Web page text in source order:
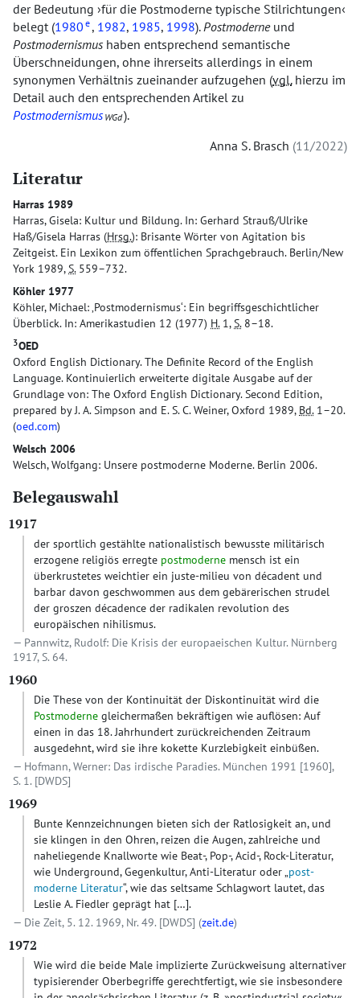
der Bedeutung für die Postmoderne typische Stilrichtungen
belegt (1980 e , 1982, 1985, 1998).Postmoderneund
Postmodernismus haben entsprechend semantische
Überschneidungen, ohne ihrerseits allerdings in einem
synonymen Verhältnis zueinander aufzugehen (vgl.hierzu im
Detail auch den entsprechenden Artikel zu
Postmodernismus WGd).
Anna S. Brasch 11/2022
Literatur
Harras 1989
Harras, Gisela: Kultur und Bildung. In: Gerhard Strauß/Ulrike
Haß/Gisela Harras (Hrsg.): Brisante Wörter von Agitation bis
Zeitgeist. Ein Lexikon zum öffentlichen Sprachgebrauch. Berlin/New
York 1989,S.559–732.
Köhler 1977
Köhler, Michael: ‚Postmodernismus‘: Ein begriffsgeschichtlicher
Überblick. In: Amerikastudien 12 (1977) H.1,S.8–18.
3OED
Oxford English Dictionary. The Definite Record of the English
Language. Kontinuierlich erweiterte digitale Ausgabe auf der
Grundlage von: The Oxford English Dictionary. Second Edition,
prepared by J. A. Simpson and E. S. C. Weiner, Oxford 1989, Bd.1–20.
(oed.com)
Welsch 2006
Welsch, Wolfgang: Unsere postmoderne Moderne. Berlin 2006.
Belegauswahl
1917
der sportlich gestählte nationalistisch bewusste militärisch
erzogene religiös erregte postmoderne mensch ist ein
überkrustetes weichtier ein juste-milieu von décadent und
barbar davon geschwommen aus dem gebärerischen strudel
der groszen décadence der radikalen revolution des
europäischen nihilismus.
Pannwitz, Rudolf: Die Krisis der europaeischen Kultur. Nürnberg
1917, S. 64.
1960
Die These von der Kontinuität der Diskontinuität wird die
Postmoderne gleichermaßen bekräftigen wie auflösen: Auf
einen in das 18. Jahrhundert zurückreichenden Zeitraum
ausgedehnt, wird sie ihre kokette Kurzlebigkeit einbüßen.
Hofmann, Werner: Das irdische Paradies. München 1991 [1960],
S. 1. [DWDS]
1969
Bunte Kennzeichnungen bieten sich der Ratlosigkeit an, und
sie klingen in den Ohren, reizen die Augen, zahlreiche und
naheliegende Knallworte wie Beat-, Pop-, Acid-, Rock-Literatur,
wie Underground, Gegenkultur, Anti-Literatur oder „post-
moderne Literatur“, wie das seltsame Schlagwort lautet, das
Leslie A. Fiedler geprägt hat […].
Die Zeit, 5. 12. 1969, Nr. 49. [DWDS] (zeit.de)
1972
Wie wird die beide Male implizierte Zurückweisung alternativer
typisierender Oberbegriffe gerechtfertigt, wie sie insbesondere